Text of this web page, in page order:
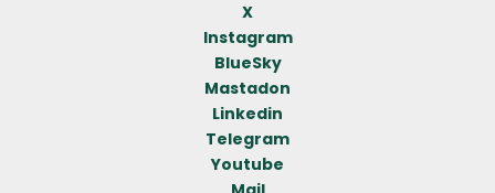
X
Instagram
BlueSky
Mastadon
Linkedin
Telegram
Youtube